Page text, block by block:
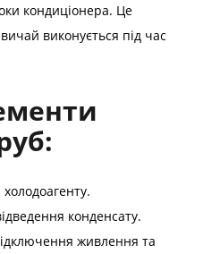
кондиціонера. Це
виконується під час
конденсату.
живлення та